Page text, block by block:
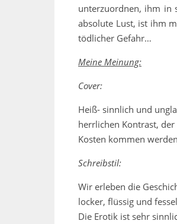
unterzuordnen, ihm in
absolute Lust, ist ihm
tödlicher Gefahr…
Meine Meinung:
Cover:
Heiß- sinnlich und
herrlichen Kontrast,
Kosten kommen
Schreibstil:
Wir erleben die
locker, flüssig und
Die Erotik ist sehr